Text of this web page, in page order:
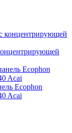
Ecophon
Acai